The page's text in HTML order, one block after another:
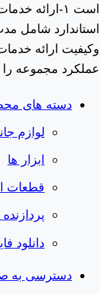
است ١-ارائه
عملکرد مجموعه
دسته های
لوازم
ابزار ها
قطعات
دانلود
دسترسی به